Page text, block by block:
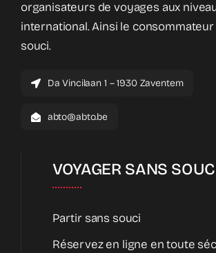
organisateurs de voyages aux
international. Ainsi le
souci.
Da Vincilaan 1 – 1930 Zaventem
abto@abto.be
VOYAGER SANS
Partir sans souci
Réservez en ligne en toute